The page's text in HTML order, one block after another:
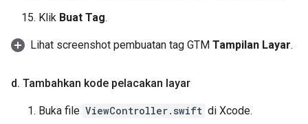
Klik Buat Tag.
Lihat screenshot pembuatan tag GTM Tampilan Layar.
d. Tambahkan kode pelacakan layar
Buka file ViewController.swift di Xcode.